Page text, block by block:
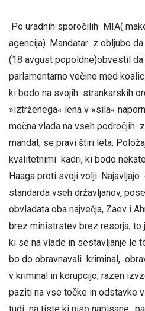
Po uradnih sporočilih MIA(
agencija) .Mandatar z obljubo
(18 avgust popoldne)obvestil
parlamentarno večino med
ki bodo na svojih strankarskih
»iztrženega« lena v »sila«
močna vlada na vseh področjih
mandat, se pravi štiri leta.
kvalitetnimi kadri, ki bodo
Haaga proti svoji volji.
standarda vseh državljanov,
obvladata oba največja, Zaev i
brez ministrstev brez resorja, to
ki se na vlade in sestavljanje le
bo do obravnavali kriminal,
v kriminal in korupcijo, razen
paziti na vse točke in odstavke